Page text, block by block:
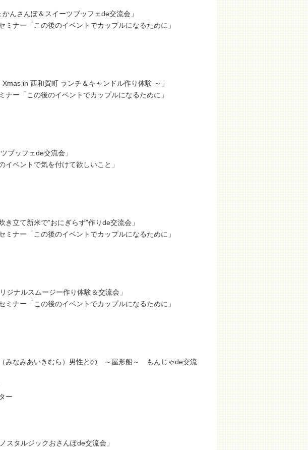
んさんぽ＆スイーツブッフェde交流会」
ナー「この後のイベントでカップルになるために」
in 西和賀町 ランチ＆キャンドル作り体験 ～」
ー「この後のイベントでカップルになるために」
ブッフェde交流会」
ベントで気を付けて欲しいこと」
立て新米で”おにぎらず”作りde交流会」
ナー「この後のイベントでカップルになるために」
ナルスムージー作り体験＆交流会」
ナー「この後のイベントでカップルになるために」
みなみあいきむら）男性との ～屋形船～ もんじゃde交流
ー
タルジックおさんぽde交流会」